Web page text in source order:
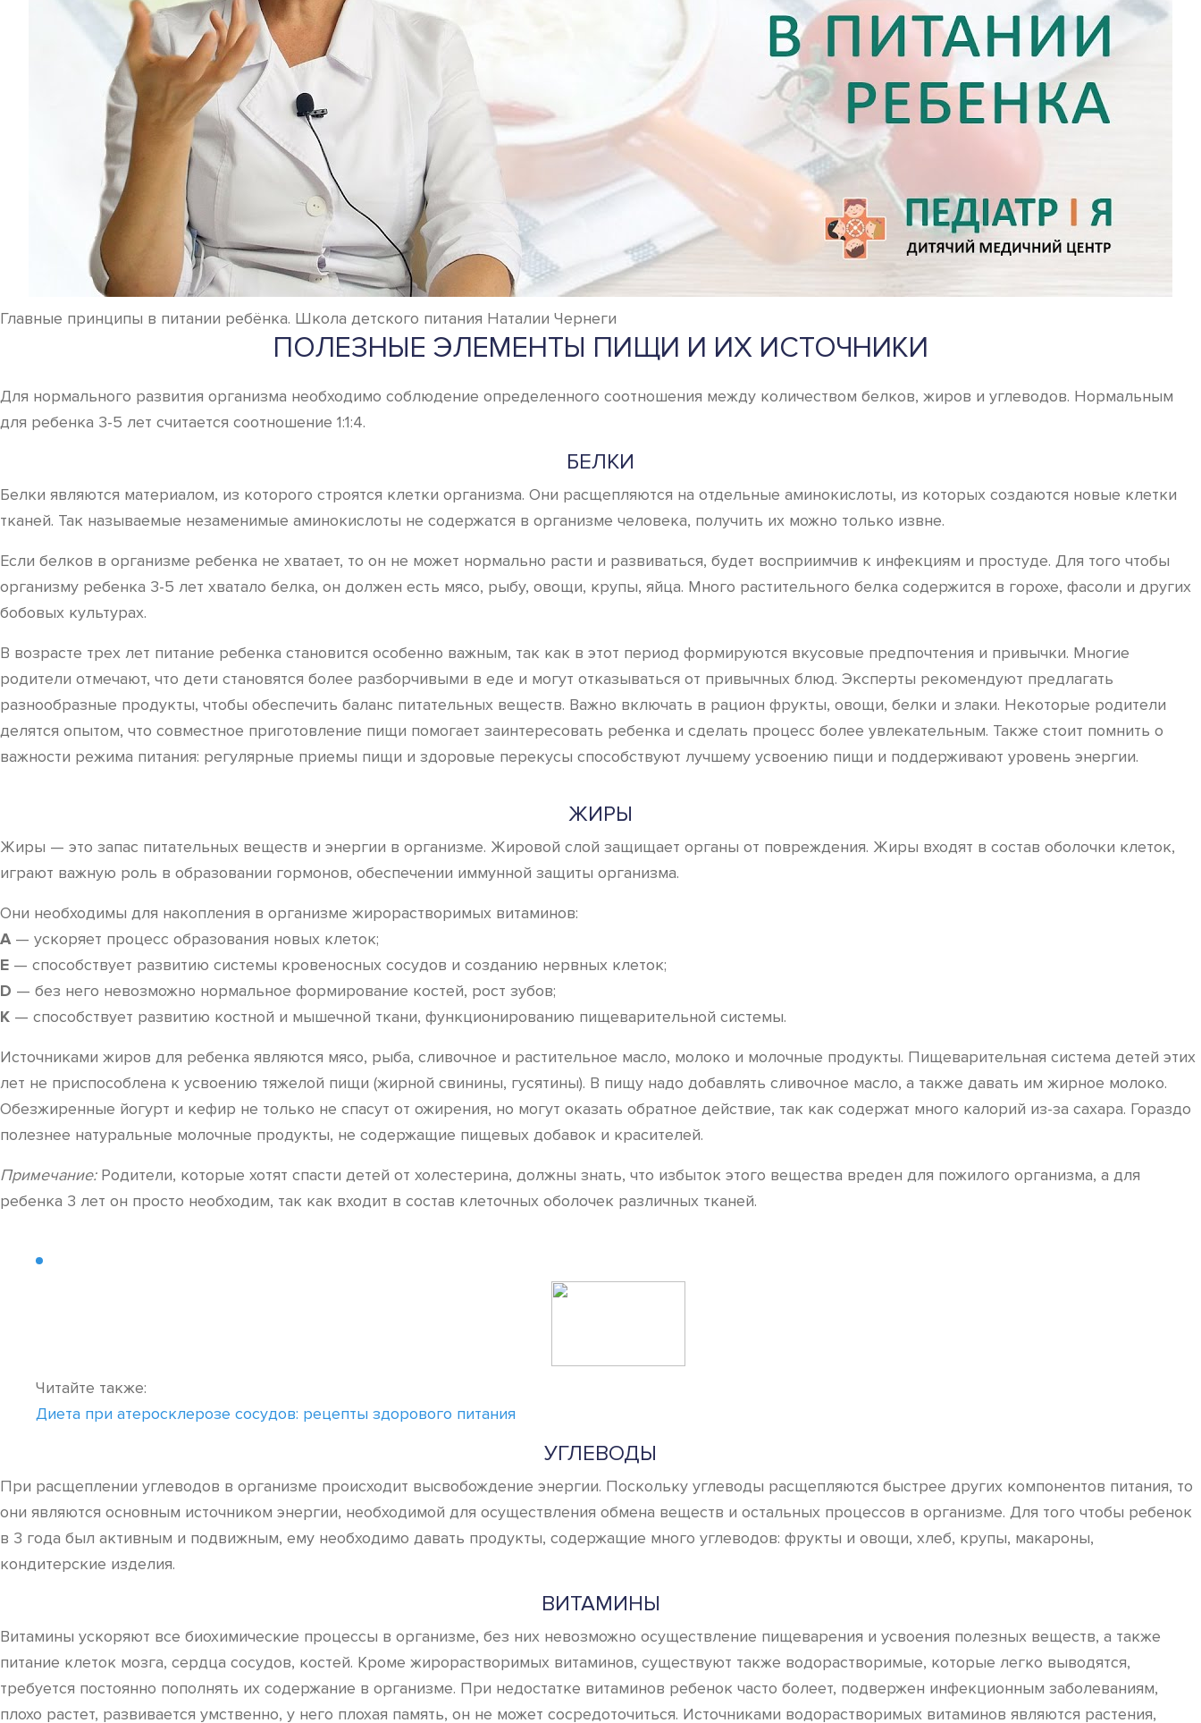
Главные принципы в питании ребёнка. Школа детского питания Наталии Чернеги
ПОЛЕЗНЫЕ ЭЛЕМЕНТЫ ПИЩИ И ИХ ИСТОЧНИКИ
Для нормального развития организма необходимо соблюдение определенного соотношения между количеством белков, жиров и углеводов. Нормальным
для ребенка 3-5 лет считается соотношение 1:1:4.
БЕЛКИ
Белки являются материалом, из которого строятся клетки организма. Они расщепляются на отдельные аминокислоты, из которых создаются новые клетки
тканей. Так называемые незаменимые аминокислоты не содержатся в организме человека, получить их можно только извне.
Если белков в организме ребенка не хватает, то он не может нормально расти и развиваться, будет восприимчив к инфекциям и простуде. Для того чтобы
организму ребенка 3-5 лет хватало белка, он должен есть мясо, рыбу, овощи, крупы, яйца. Много растительного белка содержится в горохе, фасоли и других
бобовых культурах.
В возрасте трех лет питание ребенка становится особенно важным, так как в этот период формируются вкусовые предпочтения и привычки. Многие
родители отмечают, что дети становятся более разборчивыми в еде и могут отказываться от привычных блюд. Эксперты рекомендуют предлагать
разнообразные продукты, чтобы обеспечить баланс питательных веществ. Важно включать в рацион фрукты, овощи, белки и злаки. Некоторые родители
делятся опытом, что совместное приготовление пищи помогает заинтересовать ребенка и сделать процесс более увлекательным. Также стоит помнить о
важности режима питания: регулярные приемы пищи и здоровые перекусы способствуют лучшему усвоению пищи и поддерживают уровень энергии.
ЖИРЫ
Жиры — это запас питательных веществ и энергии в организме. Жировой слой защищает органы от повреждения. Жиры входят в состав оболочки клеток,
играют важную роль в образовании гормонов, обеспечении иммунной защиты организма.
Они необходимы для накопления в организме жирорастворимых витаминов:
A— ускоряет процесс образования новых клеток;
E — способствует развитию системы кровеносных сосудов и созданию нервных клеток;
D — без него невозможно нормальное формирование костей, рост зубов;
K — способствует развитию костной и мышечной ткани, функционированию пищеварительной системы.
Источниками жиров для ребенка являются мясо, рыба, сливочное и растительное масло, молоко и молочные продукты. Пищеварительная система детей этих
лет не приспособлена к усвоению тяжелой пищи (жирной свинины, гусятины). В пищу надо добавлять сливочное масло, а также давать им жирное молоко.
Обезжиренные йогурт и кефир не только не спасут от ожирения, но могут оказать обратное действие, так как содержат много калорий из-за сахара. Гораздо
полезнее натуральные молочные продукты, не содержащие пищевых добавок и красителей.
Примечание:Родители, которые хотят спасти детей от холестерина, должны знать, что избыток этого вещества вреден для пожилого организма, а для
ребенка 3 лет он просто необходим, так как входит в состав клеточных оболочек различных тканей.
Читайте также:
Диета при атеросклерозе сосудов: рецепты здорового питания
УГЛЕВОДЫ
При расщеплении углеводов в организме происходит высвобождение энергии. Поскольку углеводы расщепляются быстрее других компонентов питания, то
они являются основным источником энергии, необходимой для осуществления обмена веществ и остальных процессов в организме. Для того чтобы ребенок
в 3 года был активным и подвижным, ему необходимо давать продукты, содержащие много углеводов: фрукты и овощи, хлеб, крупы, макароны,
кондитерские изделия.
ВИТАМИНЫ
Витамины ускоряют все биохимические процессы в организме, без них невозможно осуществление пищеварения и усвоения полезных веществ, а также
питание клеток мозга, сердца сосудов, костей. Кроме жирорастворимых витаминов, существуют также водорастворимые, которые легко выводятся,
требуется постоянно пополнять их содержание в организме. При недостатке витаминов ребенок часто болеет, подвержен инфекционным заболеваниям,
плохо растет, развивается умственно, у него плохая память, он не может сосредоточиться. Источниками водорастворимых витаминов являются растения,